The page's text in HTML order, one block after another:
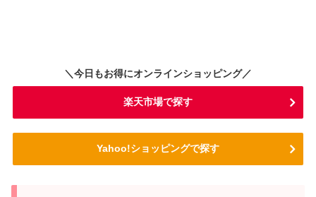
＼今日もお得にオンラインショッピング／
楽天市場で探す
Yahoo!ショッピングで探す